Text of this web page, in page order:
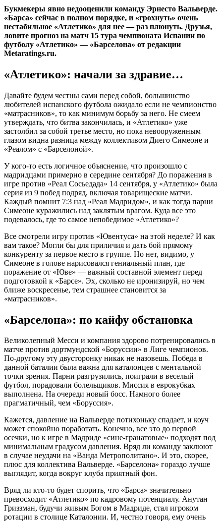
Букмекеры явно недооценили команду Эрнесто Вальверде.
«Барса» сейчас в полном порядке, и «грохнуть» очень
нестабильное «Атлетико» для нее — раз плюнуть. Друзья,
ловите прогноз на матч 15 тура чемпионата Испании по
футболу «Атлетико» — «Барселона» от редакции
Metaratings.ru.
«Атлетико»: начали за здравие…
Давайте будем честны сами перед собой, большинство
любителей испанского футбола ожидало если не чемпионство
«матрасников», то как минимум борьбу за него. Не смеем
утверждать, что битва закончилась, и «Атлетико» уже
застолбил за собой третье место, но пока невооруженным
глазом видна разница между коллективом Диего Симеоне и
«Реалом» с «Барселоной».
У кого-то есть логичное объяснение, что произошло с
мадридцами примерно в середине сентября? До поражения в
игре против «Реал Сосьедада» 14 сентября, у «Атлетико» была
серия из 9 побед подряд, включая товарищеские матчи.
Каждый помнит 7:3 над «Реал Мадридом», и как тогда парни
Симеоне куражились над заклятым врагом. Куда все это
подевалось, где то самое непобедимое «Атлетико»?
Все смотрели игру против «Ювентуса» на этой неделе? И как
вам такое? Могли бы для приличия и дать бой прямому
конкуренту за первое место в группе. Но нет, видимо, у
Симеоне в голове нарисовался гениальный план, где
поражение от «Юве» — важный составной элемент перед
подготовкой к «Барсе». Эх, сколько не иронизируй, но чем
ближе воскресенье, тем страшнее становится за
«матрасников».
«Барселона»: по кайфу обстановка
Великолепный Месси и компания здорово потренировались в
матче против дортмундской «Боруссии» в Лиге чемпионов.
По-другому эту двусторонку никак не назовешь. Победа в
данной баталии была важна для каталонцев с ментальной
точки зрения. Парни разгрузились, поиграли в веселый
футбол, порадовали болельщиков. Миссия в еврокубках
выполнена. На очереди новый босс. Намного более
прагматичный, чем «Боруссия».
Кажется, давление на Вальверде потихоньку спадает, и коуч
может спокойно поработать. Конечно, все это до первой
осечки, но к игре в Мадриде «сине-гранатовые» подходят под
минимальным градусом давления. Вряд ли команду заклюют
в случае неудачи на «Ванда Метрополитано». И это, скорее,
плюс для коллектива Вальверде. «Барселона» гораздо лучше
выглядит, когда вокруг клуба приятный фон.
Вряд ли кто-то будет спорить, что «Барса» значительно
превосходит «Атлетико» по кадровому потенциалу. Анутан
Гриззман, будучи живым Богом в Мадриде, стал игроком
ротации в столице Каталонии. И, честно говоря, ему очень